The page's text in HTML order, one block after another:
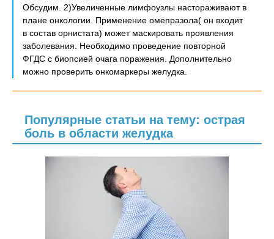
Обсудим. 2)Увеличенные лимфоузлы настораживают в
плане онкологии. Применение омепразола( он входит
в состав орнистата) может маскировать проявления
заболевания. Необходимо проведение повторной
ФГДС с биопсией очага поражения. Дополнительно
можно проверить онкомаркеры желудка.
Популярные статьи на тему: острая
боль в области желудка